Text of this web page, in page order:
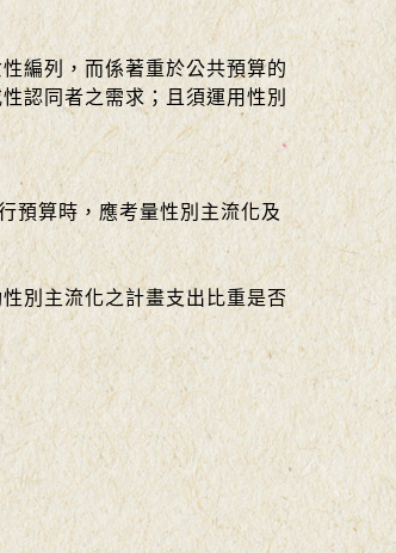
編列，而係著重於公共預算的
認同者之需求；且須運用性別
預算時，應考量性別主流化及
別主流化之計畫支出比重是否